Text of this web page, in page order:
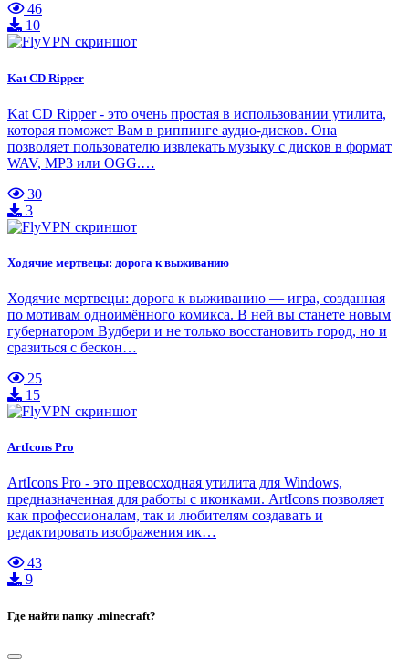
46
10
Kat CD Ripper
Kat CD Ripper - это очень простая в использовании утилита,
которая поможет Вам в риппинге аудио-дисков. Она
позволяет пользователю извлекать музыку с дисков в формат
WAV, MP3 или OGG.…
30
3
Ходячие мертвецы: дорога к выживанию
Ходячие мертвецы: дорога к выживанию — игра, созданная
по мотивам одноимённого комикса. В ней вы станете новым
губернатором Вудбери и не только восстановить город, но и
сразиться с бескон…
25
15
ArtIcons Pro
ArtIcons Pro - это превосходная утилита для Windows,
предназначенная для работы с иконками. ArtIcons позволяет
как профессионалам, так и любителям создавать и
редактировать изображения ик…
43
9
Где найти папку .minecraft?